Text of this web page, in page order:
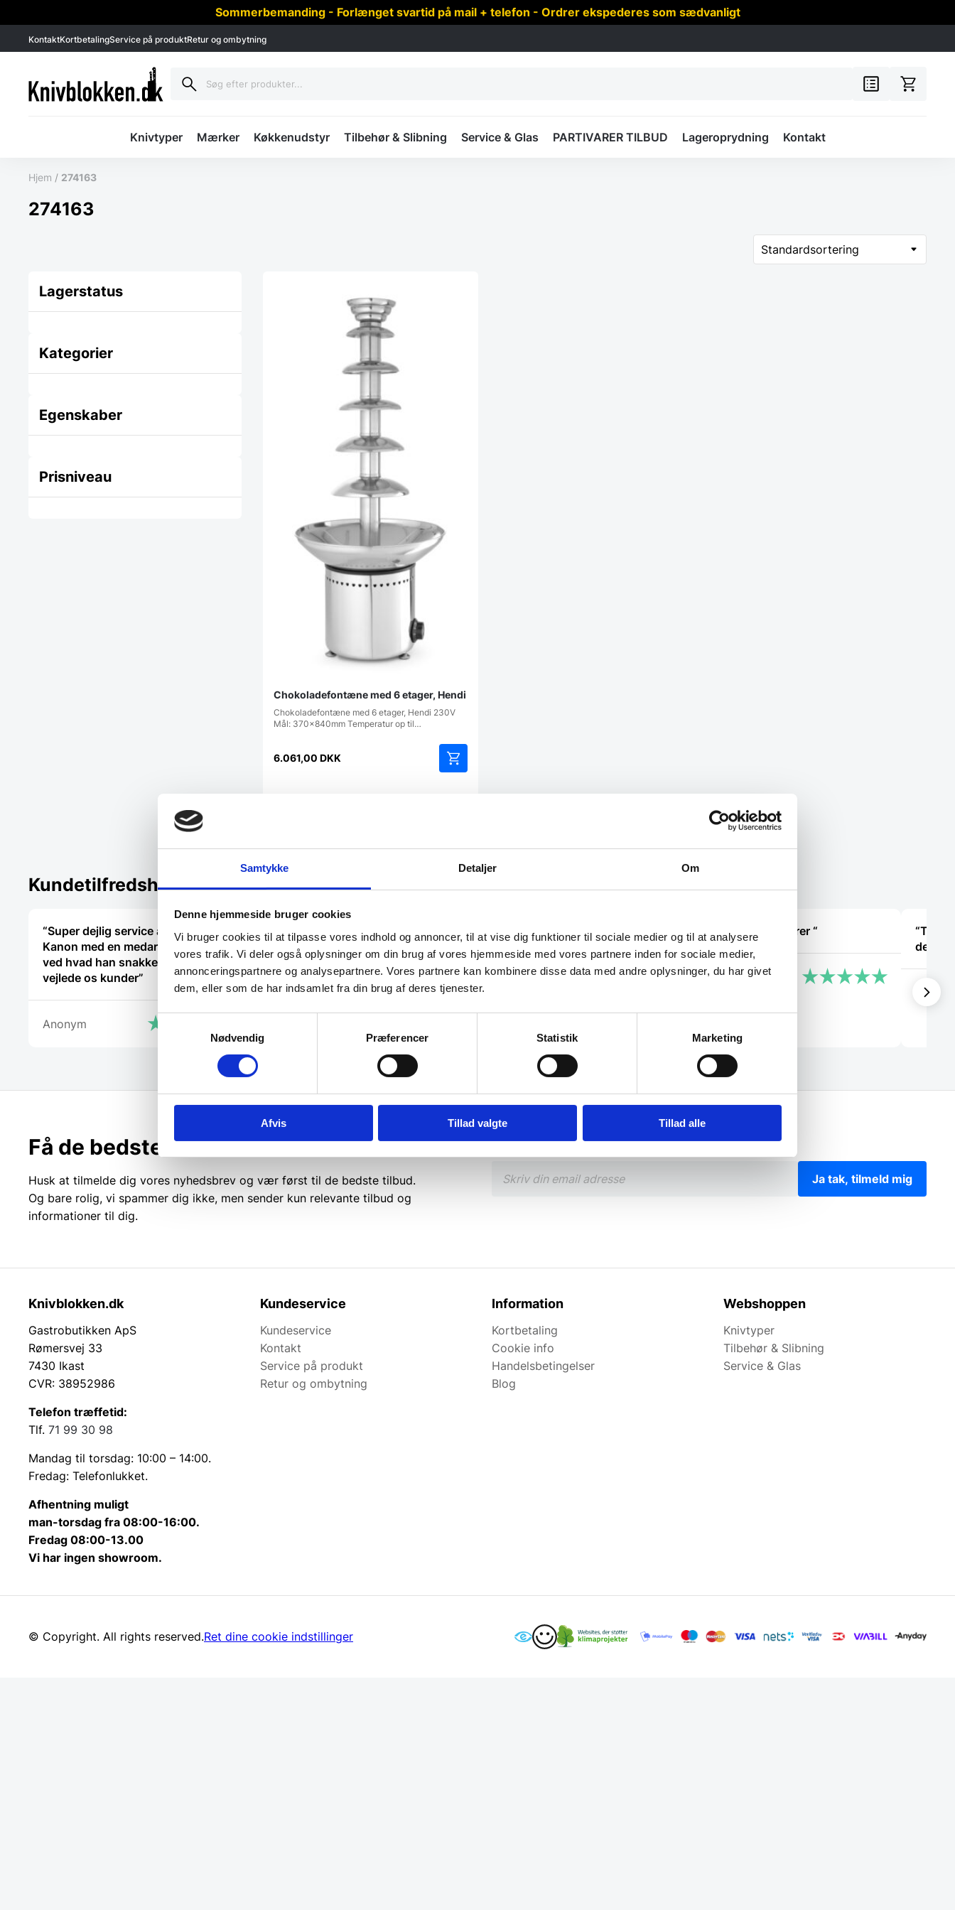
Samtykke Detaljer Om
Denne hjemmeside bruger cookies
Vi bruger cookies til at tilpasse vores indhold og annoncer, til at vise dig funktioner til sociale medier og til at analysere
vores trafik. Vi deler også oplysninger om din brug af vores hjemmeside med vores partnere inden for sociale medier,
annonceringspartnere og analysepartnere. Vores partnere kan kombinere disse data med andre oplysninger, du har givet
dem, eller som de har indsamlet fra din brug af deres tjenester.
Samtykkevalg
Nødvendig
Præferencer Statistik Marketing
Afvis Tillad valgte Tillad alle
Sommerbemanding - Forlænget svartid på mail + telefon - Ordrer ekspederes som sædvanligt
KontaktKortbetalingService på produktRetur og ombytning
Knivtyper Mærker Køkkenudstyr Tilbehør & Slibning Service & Glas PARTIVARER TILBUD Lageroprydning Kontakt
Hjem / 274163
274163
Lagerstatus
Kategorier
Egenskaber
Prisniveau
Chokoladefontæne med 6 etager, Hendi
Chokoladefontæne med 6 etager, Hendi 230V
Mål: 370x840mm Temperatur op til…
6.061,00 DKK
Kundetilfredshed
“Super dejlig service af Rasmus.
Kanon med en medarbejder der
ved hvad han snakker om og kan
vejlede os kunder”
Anonym
“Virkelig god kundeservice! Er så
Cristine
“De ved rigtig meget om møbler”
Kris
“Ekspert i hvidevarer “
Kris
Laila
Få de bedste tilbud først!
Husk at tilmelde dig vores nyhedsbrev og vær først til de bedste tilbud.
Og bare rolig, vi spammer dig ikke, men sender kun relevante tilbud og
informationer til dig.
Ja tak, tilmeld mig
Knivblokken.dk
Gastrobutikken ApS
Rømersvej 33
7430 Ikast
CVR: 38952986
Telefon træffetid:
Tlf. 71 99 30 98
Mandag til torsdag: 10:00 – 14:00.
Fredag: Telefonlukket.
Afhentning muligt
man-torsdag fra 08:00-16:00.
Fredag 08:00-13.00
Vi har ingen showroom.
Kundeservice
Kundeservice
Kontakt
Service på produkt
Retur og ombytning
Information
Kortbetaling
Cookie info
Handelsbetingelser
Blog
Webshoppen
Knivtyper
Tilbehør & Slibning
Service & Glas
© Copyright. All rights reserved.Ret dine cookie indstillinger